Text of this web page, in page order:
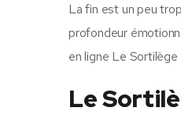
La fin est un peu
profondeur
en ligne Le
Le